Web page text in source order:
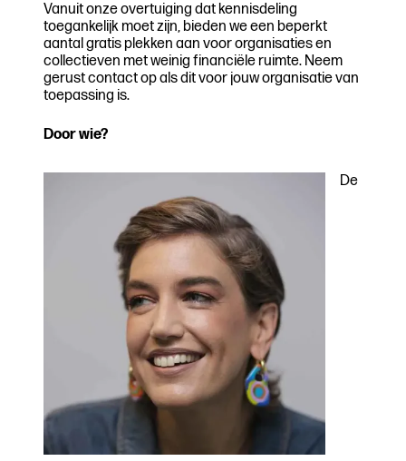
Vanuit onze overtuiging dat kennisdeling
toegankelijk moet zijn, bieden we een beperkt
aantal gratis plekken aan voor organisaties en
collectieven met weinig financiële ruimte. Neem
gerust contact op als dit voor jouw organisatie van
toepassing is.
Door wie?
De